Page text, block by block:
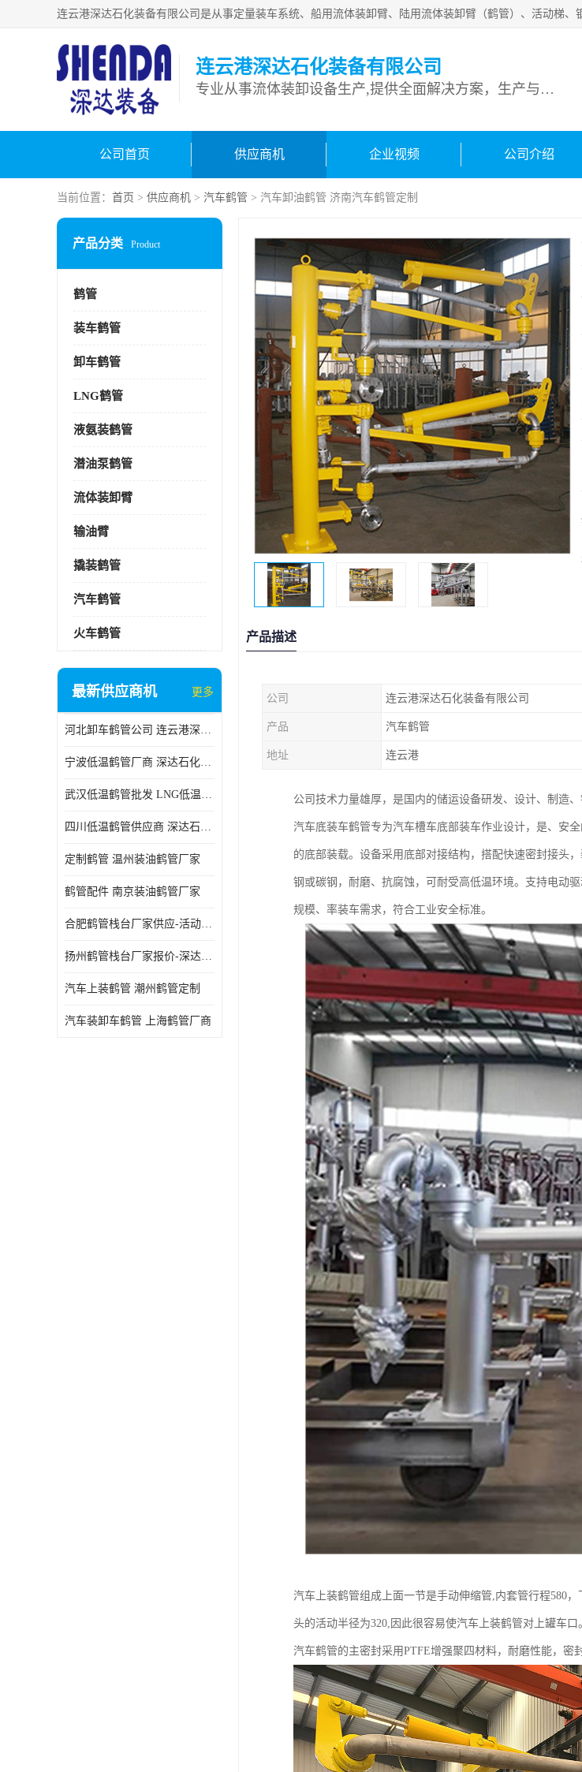
连云港深达石化装备有限公司
专业从事流体装卸设备生产,提供全面解决方案，生产与定制服务
公司首页 供应商机 企业视频 公司介绍
当前位置： 首页 > 供应商机 > 汽车鹤管 > 汽车卸油鹤管 济南汽车鹤管定制
产品分类 Product
鹤管
装车鹤管
卸车鹤管
LNG鹤管
液氨装鹤管
潜油泵鹤管
流体装卸臂
输油臂
撬装鹤管
汽车鹤管
火车鹤管
最新供应商机 更多
河北卸车鹤管公司 连云港深达石化装备有限公司
宁波低温鹤管厂商 深达石化装备有限公司
武汉低温鹤管批发 LNG低温鹤管生产商
四川低温鹤管供应商 深达石化装备
定制鹤管 温州装油鹤管厂家
鹤管配件 南京装油鹤管厂家
合肥鹤管栈台厂家供应-活动梯栈台厂商
扬州鹤管栈台厂家报价-深达石化装备有限公司
汽车上装鹤管 潮州鹤管定制
汽车装卸车鹤管 上海鹤管厂商
产品描述
公司 连云港深达石化装备有限公司
产品 汽车鹤管
地址 连云港
公司技术力量雄厚，是国内的储运设备研发、设计、制造、
汽车底装车鹤管专为汽车槽车底部装车作业设计，是、安
的底部装载。设备采用底部对接结构，搭配快速密封接头
钢或碳钢，耐磨、抗腐蚀，可耐受高低温环境。支持电动
规模、率装车需求，符合工业安全标准。
汽车上装鹤管组成上面一节是手动伸缩管,内套管行程580
头的活动半径为320,因此很容易使汽车上装鹤管对上罐车口
汽车鹤管的主密封采用PTFE增强聚四材料，耐磨性能，密